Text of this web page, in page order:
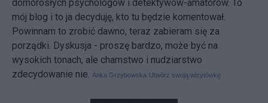
domorosłych psychologów i detektywów-amatorów. To
mój blog i to ja decyduję, kto tu będzie komentował.
Powinnam to zrobić dawno, teraz zabieram się za
porządki. Dyskusja - proszę bardzo, może być na
wysokich tonach, ale chamstwo i nudziarstwo
zdecydowanie nie. Anka Grzybowska Utwórz swoją wizytówkę